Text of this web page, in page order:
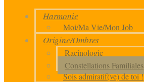
Harmonie
Moi/Ma Vie/Mon Job
Origine/Ombres
Racinologie
Constellations Familiales
Sois admiratif(ve) de toi !